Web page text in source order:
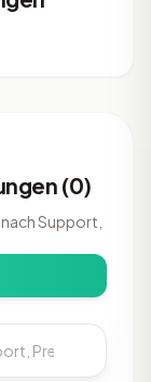
(0)
Support,